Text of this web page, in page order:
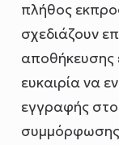
πλήθος
σχεδιάζουν
αποθήκευσης
ευκαιρία να
εγγραφής στο
συμμόρφωσης